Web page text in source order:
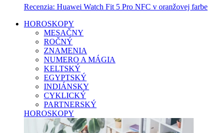
Recenzia: Huawei Watch Fit 5 Pro NFC v oranžovej farbe
HOROSKOPY
MESAČNY
ROČNÝ
ZNAMENIA
NUMERO A MÁGIA
KELTSKÝ
EGYPTSKÝ
INDIÁNSKY
CYKLICKÝ
PARTNERSKÝ
HOROSKOPY